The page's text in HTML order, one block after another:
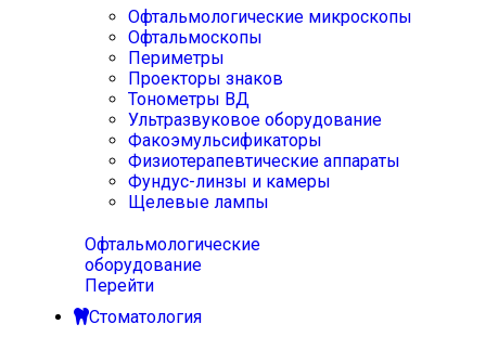
Офтальмологические микроскопы
Офтальмоскопы
Периметры
Проекторы знаков
Тонометры ВД
Ультразвуковое оборудование
Факоэмульсификаторы
Физиотерапевтические аппараты
Фундус-линзы и камеры
Щелевые лампы
Офтальмологические
оборудование
Перейти
Стоматология